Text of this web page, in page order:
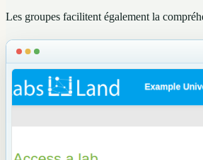
Les groupes facilitent également la